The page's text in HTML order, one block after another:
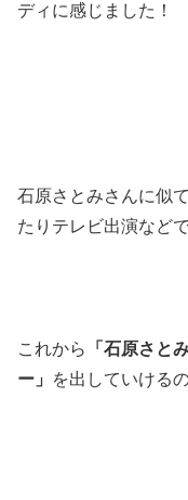
ディに感じました！
石原さとみさんに似
たりテレビ出演など
これから
「石原さと
ー」
を出していける